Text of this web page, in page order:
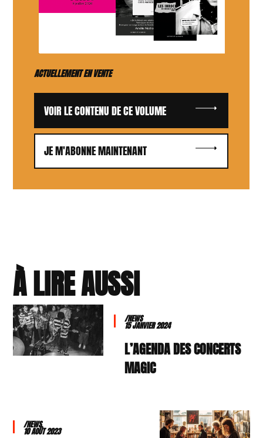
ACTUELLEMENT EN VENTE
VOIR LE CONTENU DE CE VOLUME
JE M'ABONNE MAINTENANT
À LIRE AUSSI
/NEWS
15 JANVIER 2024
L’AGENDA DES CONCERTS
MAGIC
/NEWS
10 AOÛT 2023